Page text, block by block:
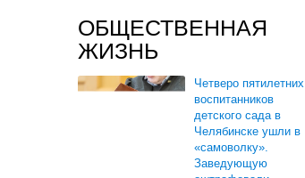
ОБЩЕСТВЕННАЯ
ЖИЗНЬ
Четверо пятилетних
воспитанников
детского сада в
Челябинске ушли в
«самоволку».
Заведующую